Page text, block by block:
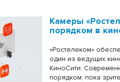
Камеры
порядком в
«Ростелеком»
один из ведущих
КиноСити.
порядком, пока